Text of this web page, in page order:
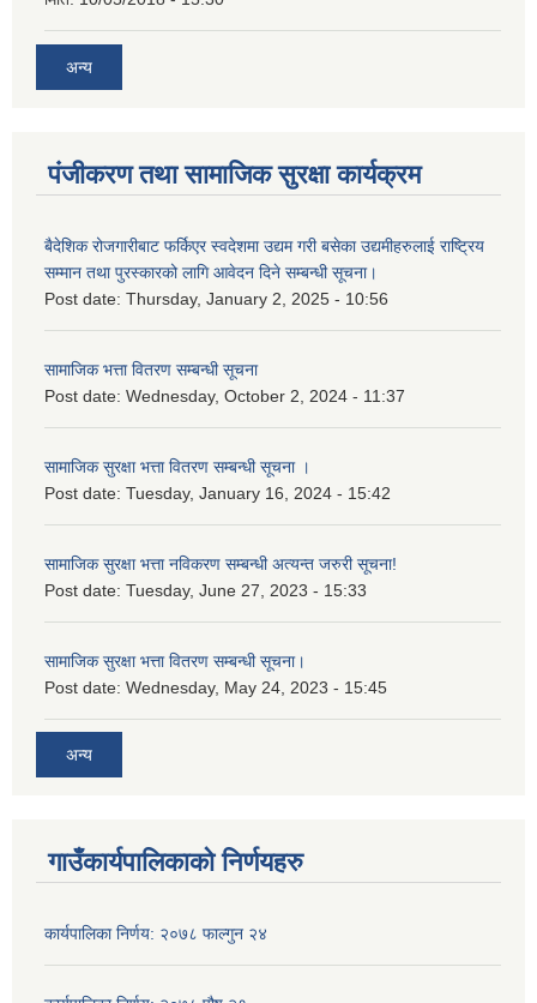
अन्य
पंजीकरण तथा सामाजिक सुरक्षा कार्यक्रम
बैदेशिक रोजगारीबाट फर्किएर स्वदेशमा उद्यम गरी बसेका उद्यमीहरुलाई राष्‍ट्रिय
सम्मान तथा पुरस्कारको लागि आवेदन दिने सम्बन्धी सूचना।
Post date: Thursday, January 2, 2025 - 10:56
सामाजिक भत्ता वितरण सम्बन्धी सूचना
Post date: Wednesday, October 2, 2024 - 11:37
सामाजिक सुरक्षा भत्ता वितरण सम्बन्धी सूचना ।
Post date: Tuesday, January 16, 2024 - 15:42
सामाजिक सुरक्षा भत्ता नविकरण सम्बन्धी अत्यन्त जरुरी सूचना!
Post date: Tuesday, June 27, 2023 - 15:33
सामाजिक सुरक्षा भत्ता वितरण सम्बन्धी सूचना।
Post date: Wednesday, May 24, 2023 - 15:45
अन्य
गाउँकार्यपालिकाको निर्णयहरु
कार्यपालिका निर्णय: २०७८ फाल्गुन २४